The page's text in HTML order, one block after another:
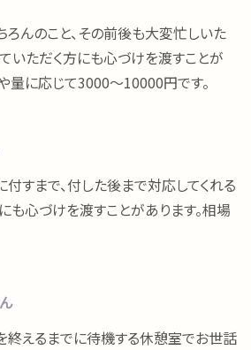
んのこと、その前後も大変忙しいた
いただく方にも心づけを渡すことが
量に応じて3000〜10000円です。
すまで、付した後まで対応してくれる
も心づけを渡すことがあります。相場
えるまでに待機する休憩室でお世話